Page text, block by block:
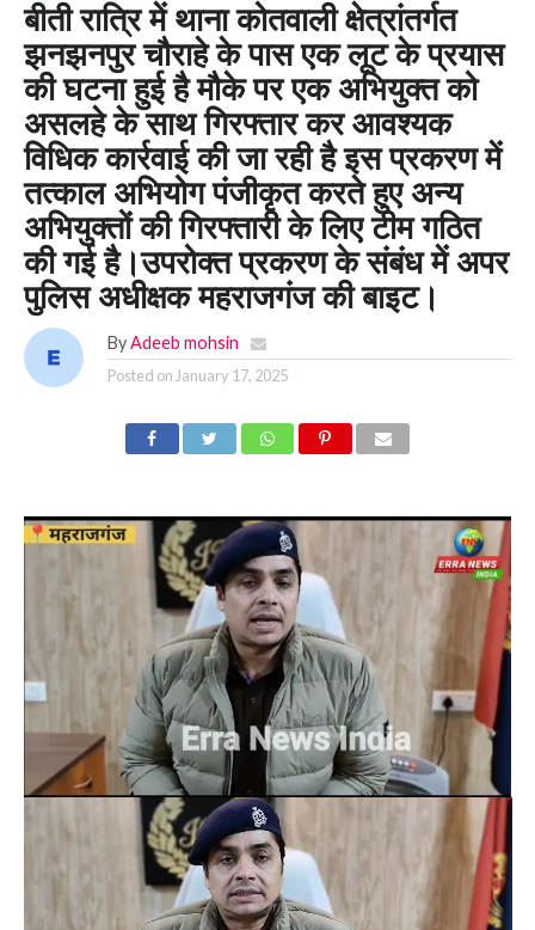
बीती रात्रि में थाना कोतवाली क्षेत्रांतर्गत
झनझनपुर चौराहे के पास एक लूट के प्रयास
की घटना हुई है मौके पर एक अभियुक्त को
असलहे के साथ गिरफ्तार कर आवश्यक
विधिक कार्रवाई की जा रही है इस प्रकरण में
तत्काल अभियोग पंजीकृत करते हुए अन्य
अभियुक्तों की गिरफ्तारी के लिए टीम गठित
की गई है।उपरोक्त प्रकरण के संबंध में अपर
पुलिस अधीक्षक महराजगंज की बाइट।
By Adeeb mohsin
Posted onJanuary 17, 2025